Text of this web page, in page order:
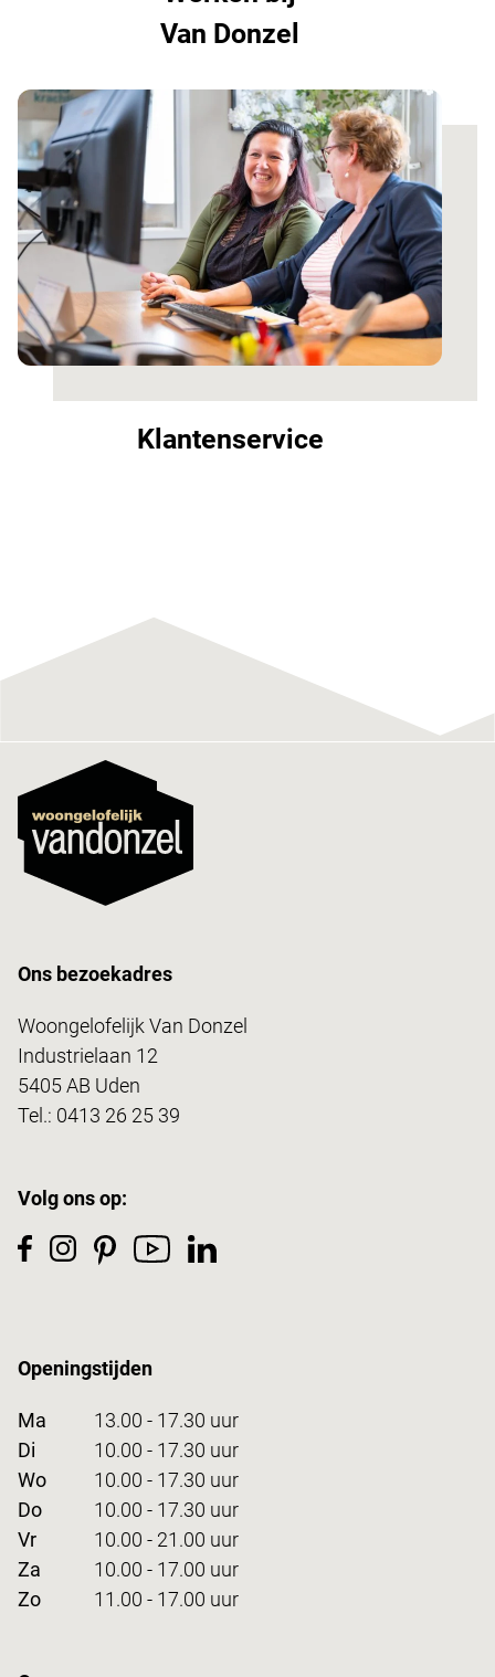
Van Donzel
Klantenservice
Ons bezoekadres
Woongelofelijk Van Donzel
Industrielaan 12
5405 AB Uden
Tel.: 0413 26 25 39
Volg ons op:
Openingstijden
Ma
13.00 - 17.30 uur
Di
10.00 - 17.30 uur
Wo
10.00 - 17.30 uur
Do
10.00 - 17.30 uur
Vr
10.00 - 21.00 uur
Za
10.00 - 17.00 uur
Zo
11.00 - 17.00 uur